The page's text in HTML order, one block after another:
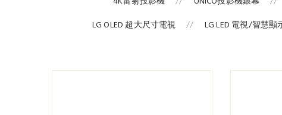
LG OLED 超大尺寸電視
LG LED 電視/智慧顯